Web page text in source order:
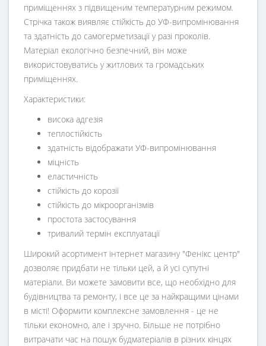
приміщеннях з підвищеним температурним режимом.
Стрічка також виявляє стійкість до УФ-випромінювання
та здатність до самогерметизації у разі проколів.
Матеріал екологічно безпечний, він може
використовуватись у житлових та громадських
приміщеннях.
Характеристики:
висока адгезія
теплостійкість
здатність відображати УФ-випромінювання
міцність
еластичність
стійкість до корозії
стійкість до мікроорганізмів
простота застосування
тривалий термін експлуатації
Широкий асортимент інтернет магазину "Фенікс центр"
дозволяє придбати не тільки цей, а й усі супутні
матеріали. Ви можете замовити все, що необхідно для
будівництва та ремонту, і все це за найкращими цінами
в місті! Оформити комплексне замовлення - це не
тільки економно, але і зручно. Більше не потрібно
витрачати час на пошук будматеріалів в різних кінцях